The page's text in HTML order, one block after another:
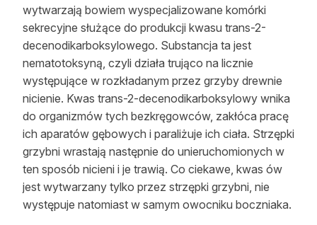
wytwarzają bowiem wyspecjalizowane komórki
sekrecyjne służące do produkcji kwasu trans-2-
decenodikarboksylowego. Substancja ta jest
nematotoksyną, czyli działa trująco na licznie
występujące w rozkładanym przez grzyby drewnie
nicienie. Kwas trans-2-decenodikarboksylowy wnika
do organizmów tych bezkręgowców, zakłóca pracę
ich aparatów gębowych i paraliżuje ich ciała. Strzępki
grzybni wrastają następnie do unieruchomionych w
ten sposób nicieni i je trawią. Co ciekawe, kwas ów
jest wytwarzany tylko przez strzępki grzybni, nie
występuje natomiast w samym owocniku boczniaka.